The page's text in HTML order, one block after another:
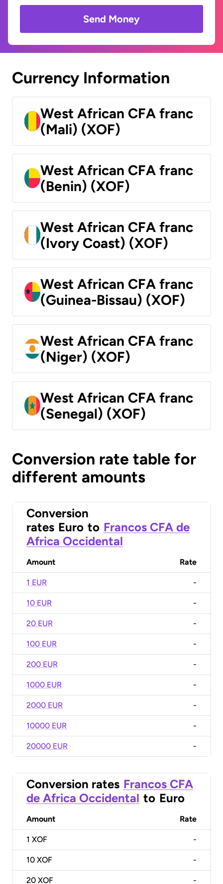
Send Money
Currency Information
West African CFA franc
(Mali) (XOF)
West African CFA franc
(Benin) (XOF)
West African CFA franc
(Ivory Coast) (XOF)
West African CFA franc
(Guinea-Bissau) (XOF)
West African CFA franc
(Niger) (XOF)
West African CFA franc
(Senegal) (XOF)
Conversion rate table for
different amounts
Conversion
rates Euro to Francos CFA de
Africa Occidental
Amount Rate
1 EUR -
10 EUR -
20 EUR -
100 EUR -
200 EUR -
1000 EUR -
2000 EUR -
10000 EUR -
20000 EUR -
Conversion rates Francos CFA
de Africa Occidental to Euro
Amount Rate
1 XOF -
10 XOF -
20 XOF -